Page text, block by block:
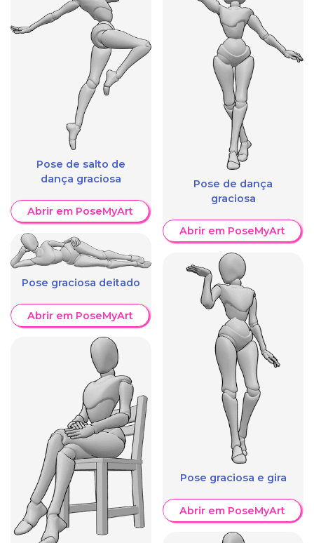
Pose de salto de
dança graciosa
Abrir em PoseMyArt
Pose graciosa deitado
Abrir em PoseMyArt
Pose de dança
graciosa
Abrir em PoseMyArt
Pose graciosa e gira
Abrir em PoseMyArt